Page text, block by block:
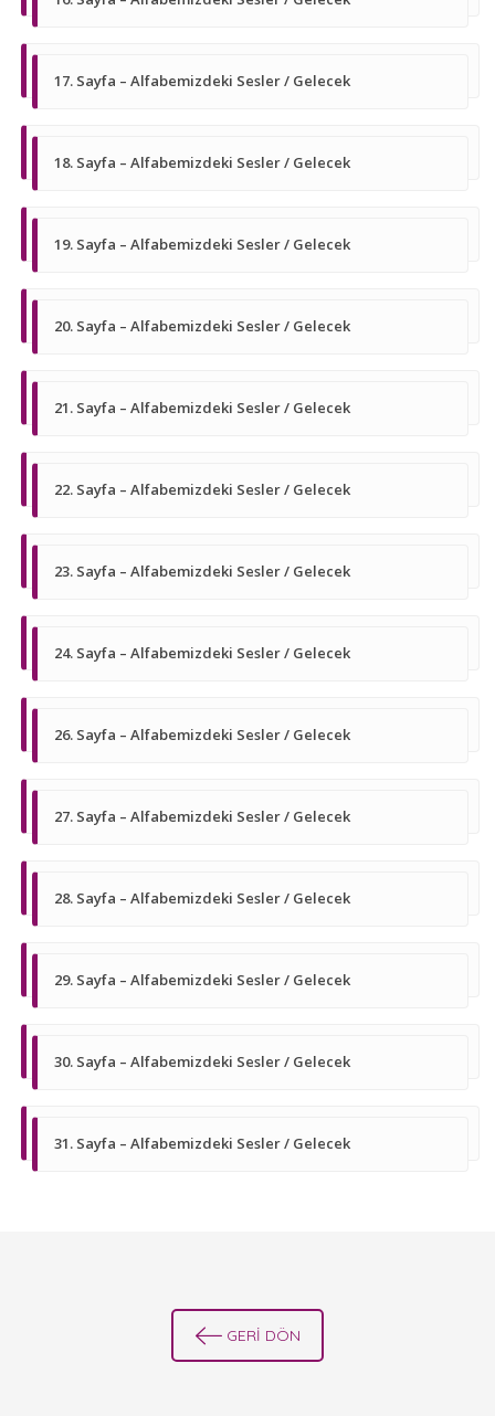
17. Sayfa – Alfabemizdeki Sesler / Gelecek
18. Sayfa – Alfabemizdeki Sesler / Gelecek
19. Sayfa – Alfabemizdeki Sesler / Gelecek
20. Sayfa – Alfabemizdeki Sesler / Gelecek
21. Sayfa – Alfabemizdeki Sesler / Gelecek
22. Sayfa – Alfabemizdeki Sesler / Gelecek
23. Sayfa – Alfabemizdeki Sesler / Gelecek
24. Sayfa – Alfabemizdeki Sesler / Gelecek
26. Sayfa – Alfabemizdeki Sesler / Gelecek
27. Sayfa – Alfabemizdeki Sesler / Gelecek
28. Sayfa – Alfabemizdeki Sesler / Gelecek
29. Sayfa – Alfabemizdeki Sesler / Gelecek
30. Sayfa – Alfabemizdeki Sesler / Gelecek
31. Sayfa – Alfabemizdeki Sesler / Gelecek
GERİ DÖN